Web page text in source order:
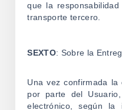
que la
transporte tercero.
SEXTO: Sobre la
Una vez confirmada
por parte del
electrónico, según la